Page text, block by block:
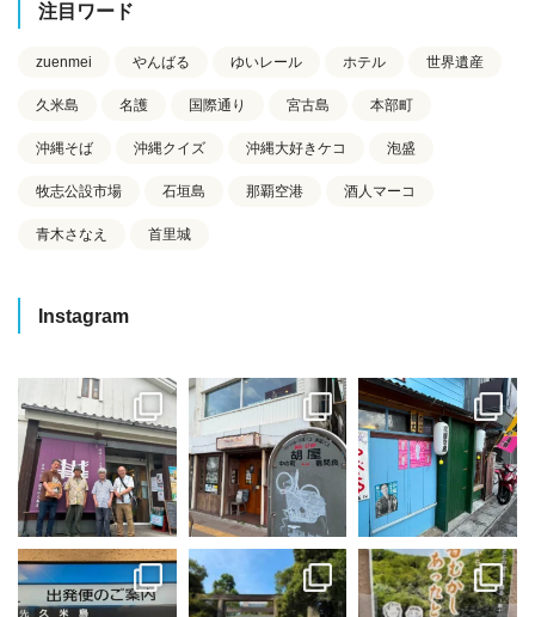
注目ワード
zuenmei やんばる ゆいレール ホテル 世界遺産
久米島 名護 国際通り 宮古島 本部町
沖縄そば 沖縄クイズ 沖縄大好きケコ 泡盛
牧志公設市場 石垣島 那覇空港 酒人マーコ
青木さなえ 首里城
Instagram